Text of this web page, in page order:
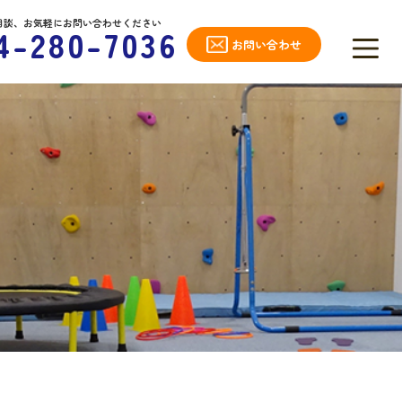
談、お気軽にお問い合わせください
280-7036 お問い合わせ